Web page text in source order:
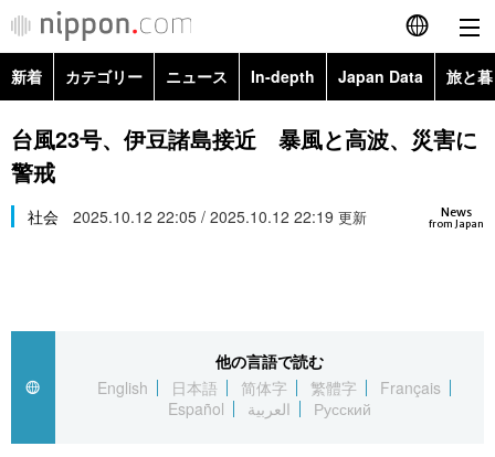
English
简体字
Русский
カテゴリー
経済・ビジネス
国際
トップ
アーカイブ
In-depth
Japan Data
新着 カテゴリー ニュース In-depth Japan Data 旅と
政治・外交
経済・ビジネス
Topics
台風23号、伊豆諸島接近 暴風と高波、災害に
警戒
News
from Japan
社会 2025.10.12 22:05 / 2025.10.12 22:19 更新
他の言語で読む
English
日本語 简体字 繁體字
Français
Español
العربية Русский